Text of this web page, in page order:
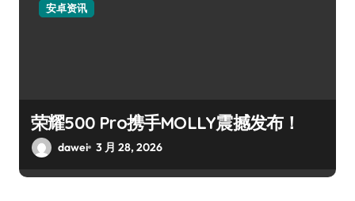
安卓资讯
荣耀500 Pro携手MOLLY震撼发布！
dawei 3 月 28, 2026